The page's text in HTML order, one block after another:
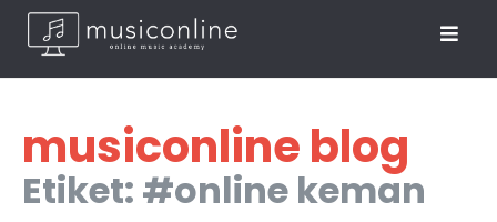
musiconline blog
Etiket: #online keman